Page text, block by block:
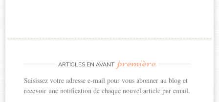
ARTICLES EN AVANT première
Saisissez votre adresse e-mail pour vous abonner au blog et
recevoir une notification de chaque nouvel article par email.